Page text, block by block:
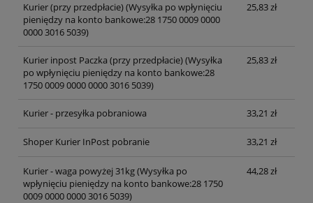
Kurier (przy przedpłacie)(Wysyłka po wpłynięciu
pieniędzy na konto bankowe:28 1750 0009 0000
0000 3016 5039)
25,83 zł
Kurier inpost Paczka (przy przedpłacie)(Wysyłka
po wpłynięciu pieniędzy na konto bankowe:28
1750 0009 0000 0000 3016 5039)
25,83 zł
Kurier - przesyłka pobraniowa 33,21 zł
Shoper Kurier InPost pobranie 33,21 zł
Kurier - waga powyżej 31kg(Wysyłka po
wpłynięciu pieniędzy na konto bankowe:28 1750
0009 0000 0000 3016 5039)
44,28 zł